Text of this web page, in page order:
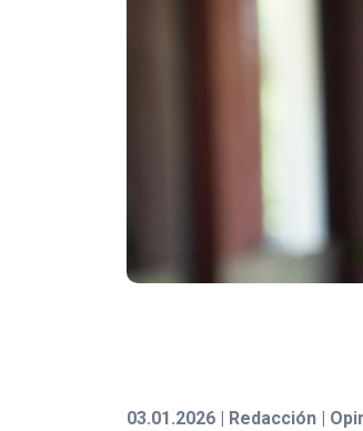
03.01.2026 | Redacción |